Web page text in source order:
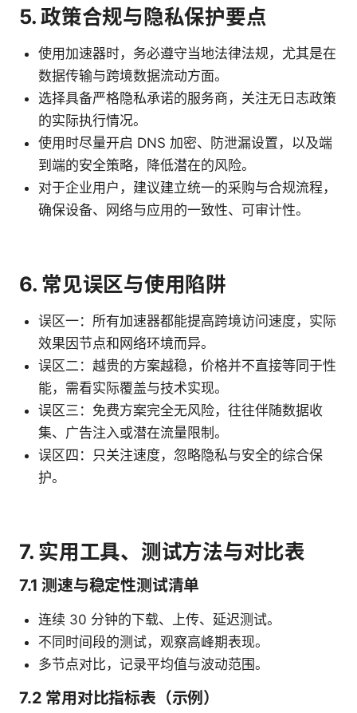
5. 政策合规与隐私保护要点
使用加速器时，务必遵守当地法律法规，尤其是在
数据传输与跨境数据流动方面。
选择具备严格隐私承诺的服务商，关注无日志政策
的实际执行情况。
使用时尽量开启 DNS 加密、防泄漏设置，以及端
到端的安全策略，降低潜在的风险。
对于企业用户，建议建立统一的采购与合规流程，
确保设备、网络与应用的一致性、可审计性。
6. 常见误区与使用陷阱
误区一：所有加速器都能提高跨境访问速度，实际
效果因节点和网络环境而异。
误区二：越贵的方案越稳，价格并不直接等同于性
能，需看实际覆盖与技术实现。
误区三：免费方案完全无风险，往往伴随数据收
集、广告注入或潜在流量限制。
误区四：只关注速度，忽略隐私与安全的综合保
护。
7. 实用工具、测试方法与对比表
7.1 测速与稳定性测试清单
连续 30 分钟的下载、上传、延迟测试。
不同时间段的测试，观察高峰期表现。
多节点对比，记录平均值与波动范围。
7.2 常用对比指标表（示例）